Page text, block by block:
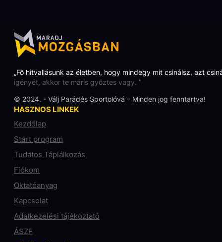
„Fő hitvallásunk az életben, hogy mindegy mit csinálsz, azt
igényét, akkor te máris győztes vagy. ”
© 2024. - Válj Parádés Sportolóvá – Minden jog fenntartva!
HASZNOS LINKEK
Kezdőlap
Start program
Tudatos Táplálkozás
Fiókom
Oktatóanyag
Kapcsolat
Adatkezelési tájékoztató
ÁSZF